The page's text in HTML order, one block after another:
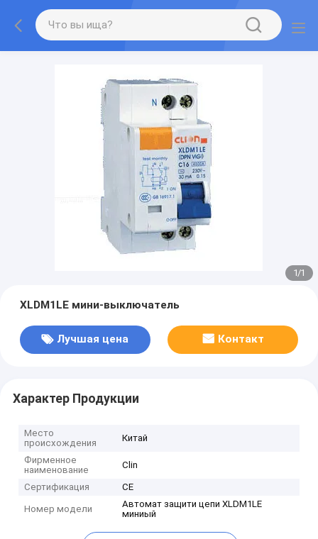
1/1
XLDM1LE мини-выключатель
Лучшая цена Контакт
Характер Продукции
Место
происхождения
Китай
Фирменное
наименование
Clin
Сертификация CE
Номер модели
Автомат защити цепи XLDM1LE
миниый